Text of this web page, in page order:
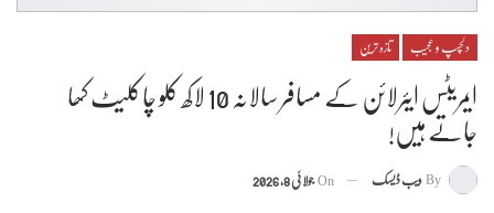
دلچسپ و عجیب تازہ ترین
ایمریٹس ایئرلائن کے مسافر سالانہ 10 لاکھ کلو چاکلیٹ کھا
جاتے ہیں!
By ویب ڈیسک On جولائی 8, 2026